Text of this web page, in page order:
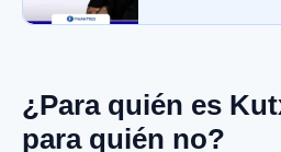
¿Para quién es
para quién no?